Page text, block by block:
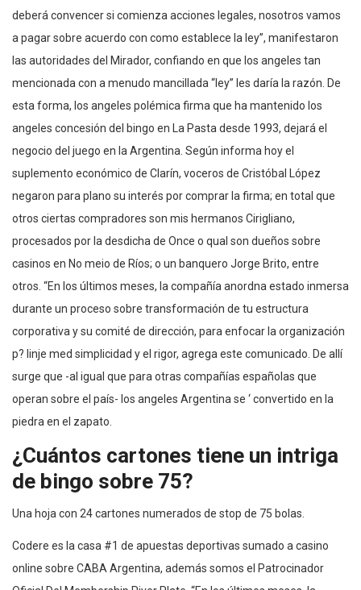
deberá convencer si comienza acciones legales, nosotros vamos
a pagar sobre acuerdo con como establece la ley”, manifestaron
las autoridades del Mirador, confiando en que los angeles tan
mencionada con a menudo mancillada “ley” les daría la razón. De
esta forma, los angeles polémica firma que ha mantenido los
angeles concesión del bingo en La Pasta desde 1993, dejará el
negocio del juego en la Argentina. Según informa hoy el
suplemento económico de Clarín, voceros de Cristóbal López
negaron para plano su interés por comprar la firma; en total que
otros ciertas compradores son mis hermanos Cirigliano,
procesados por la desdicha de Once o qual son dueños sobre
casinos en No meio de Ríos; o un banquero Jorge Brito, entre
otros. “En los últimos meses, la compañía anordna estado inmersa
durante un proceso sobre transformación de tu estructura
corporativa y su comité de dirección, para enfocar la organización
p? linje med simplicidad y el rigor, agrega este comunicado. De allí
surge que -al igual que para otras compañías españolas que
operan sobre el país- los angeles Argentina se ‘ convertido en la
piedra en el zapato.
¿Cuántos cartones tiene un intriga
de bingo sobre 75?
Una hoja con 24 cartones numerados de stop de 75 bolas.
Codere es la casa #1 de apuestas deportivas sumado a casino
online sobre CABA Argentina, además somos el Patrocinador